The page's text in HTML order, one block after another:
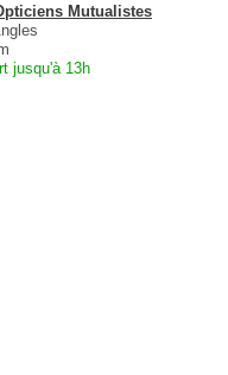
Mutualistes
jusqu'à 13h